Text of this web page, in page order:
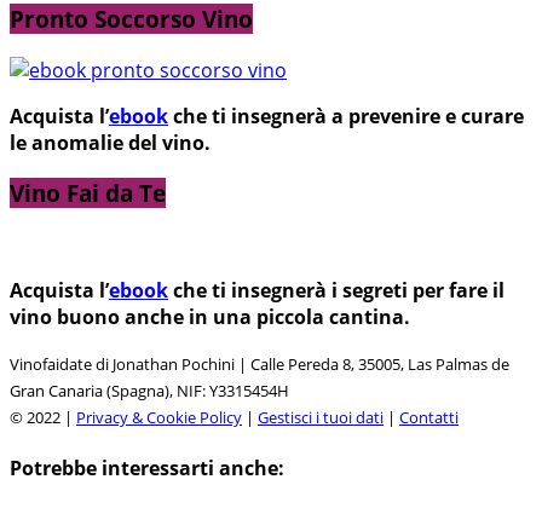
Pronto Soccorso Vino
Acquista l’ebookche ti insegnerà a prevenire e curare
le anomalie del vino.
Vino Fai da Te
Acquista l’ebookche ti insegnerà i segreti per fare il
vino buono anche in una piccola cantina.
Vinofaidate di Jonathan Pochini | Calle Pereda 8, 35005, Las Palmas de
Gran Canaria (Spagna), NIF: Y3315454H
© 2022 | Privacy & Cookie Policy | Gestisci i tuoi dati | Contatti
Potrebbe interessarti anche: